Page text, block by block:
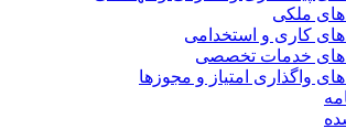
ملکی
کاری و استخدامی
خدمات تخصصی
واگذاری امتیاز و مجوزها